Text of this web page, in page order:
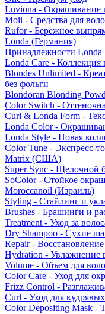
Luviona - Окрашивание
Moii - Средства для
Rufor - Бережное
Londa (Германия)
Принадлежности Londa
Londa Care - Коллекция
Blondes Unlimited -
без фольги
Blondoran Blonding
Color Switch -
Curl & Londa Form -
Londa Color -
Londa Style - Новая
Color Tune - Экспресс-
Matrix (США)
Super Sync - Щелочной
SoColor - Стойкое
Moroccanoil (Израиль)
Styling - Стайлинг и
Brushes - Брашинги и
Treatment - Уход за
Dry Shampoo - Сухие
Repair -
Hydration - Увлажнение
Volume - Объем для
Color Care - Уход для
Frizz Control -
Curl - Уход для
Color Depositing Mask -